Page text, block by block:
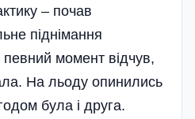
– почав
піднімання
момент відчув,
На льоду опинились
була і друга.